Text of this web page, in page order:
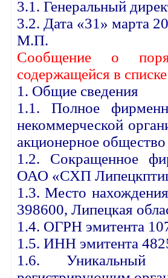
3.1. Генеральный
3.2. Дата «31» марта
М.П.
Сообщение о
содержащейся в
1. Общие сведения
1.1. Полное
некоммерческой
акционерное
1.2. Сокращенное
ОАО «СХП
1.3. Место
398600, Липецкая
1.4. ОГРН эмитента
1.5. ИНН эмитента
1.6. Уникальный